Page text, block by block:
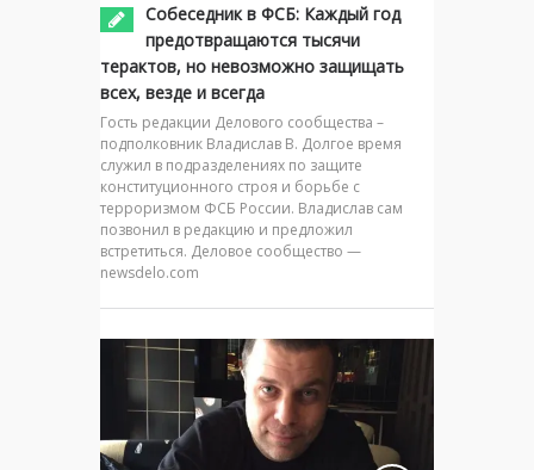
Собеседник в ФСБ: Каждый год
предотвращаются тысячи
терактов, но невозможно защищать
всех, везде и всегда
Гость редакции Делового сообщества –
подполковник Владислав В. Долгое время
служил в подразделениях по защите
конституционного строя и борьбе с
терроризмом ФСБ России. Владислав сам
позвонил в редакцию и предложил
встретиться. Деловое сообщество —
newsdelo.com